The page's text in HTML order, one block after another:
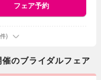
フェア予約
)
のブライダルフェア